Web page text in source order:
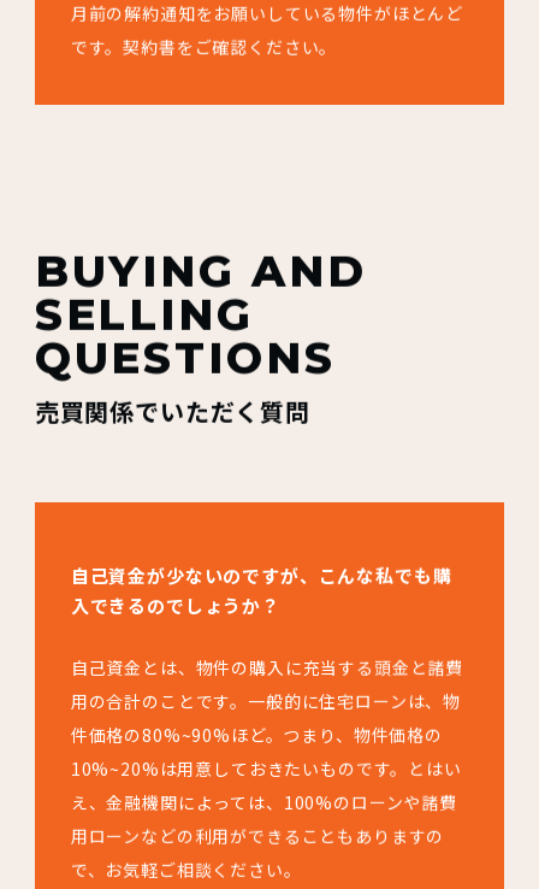
月前の解約通知をお願いしている物件がほとんど
です。契約書をご確認ください。
BUYING AND
SELLING
QUESTIONS
売買関係でいただく質問
自己資金が少ないのですが、こんな私でも購
入できるのでしょうか？
自己資金とは、物件の購入に充当する頭金と諸費
用の合計のことです。一般的に住宅ローンは、物
件価格の80%~90%ほど。つまり、物件価格の
10%~20%は用意しておきたいものです。とはい
え、金融機関によっては、100%のローンや諸費
用ローンなどの利用ができることもありますの
で、お気軽ご相談ください。